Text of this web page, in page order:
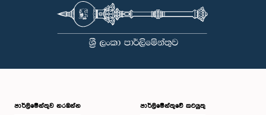
පාර්ලි‌මේන්තුව නරඹන්න පාර්ලිමේන්තුවේ කටයුතු